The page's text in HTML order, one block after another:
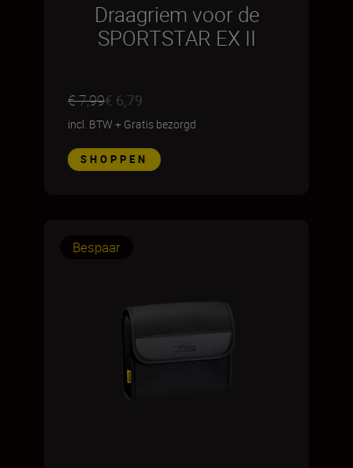
Draagriem voor de
SPORTSTAR EX II
€ 7,99€ 6,79
incl. BTW + Gratis bezorgd
SHOPPEN
Bespaar